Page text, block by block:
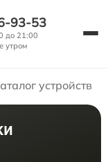
93-53
до 21:00
утром
устройств